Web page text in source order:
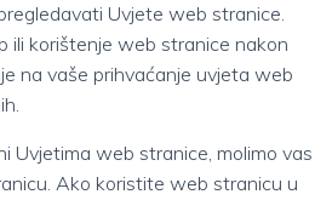
Uvjete web stranice.
ili korištenje web stranice nakon
na vaše prihvaćanje uvjeta web
Uvjetima web stranice, molimo vas
Ako koristite web stranicu u